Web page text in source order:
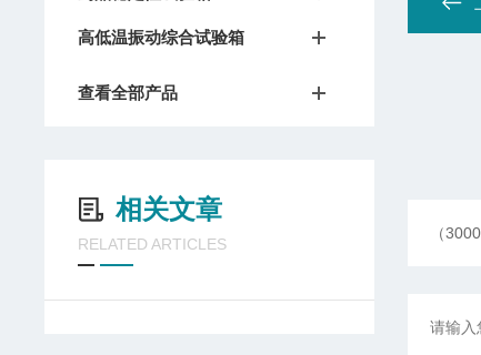
高低温振动综合试验箱
查看全部产品
相关文章
RELATED ARTICLES